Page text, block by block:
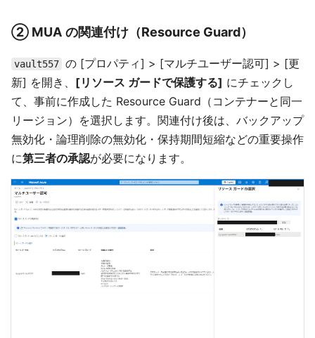
② MUA の関連付け（Resource Guard）
vault557 の [プロパティ] > [マルチユーザー認可] > [更
新] を開き、 [リソース ガードで保護する] にチェックし
て、事前に作成した Resource Guard（コンテナーと同一
リージョン）を選択します。関連付け後は、バックアップ
無効化・論理削除の無効化・保持期間短縮などの重要操作
に第三者の承認が必要になります。